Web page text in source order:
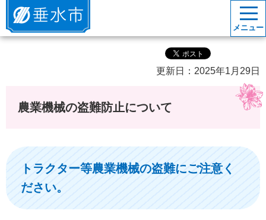
垂水市
メニュー
更新日：2025年1月29日
農業機械の盗難防止について
トラクター等農業機械の盗難にご注意く
ださい。